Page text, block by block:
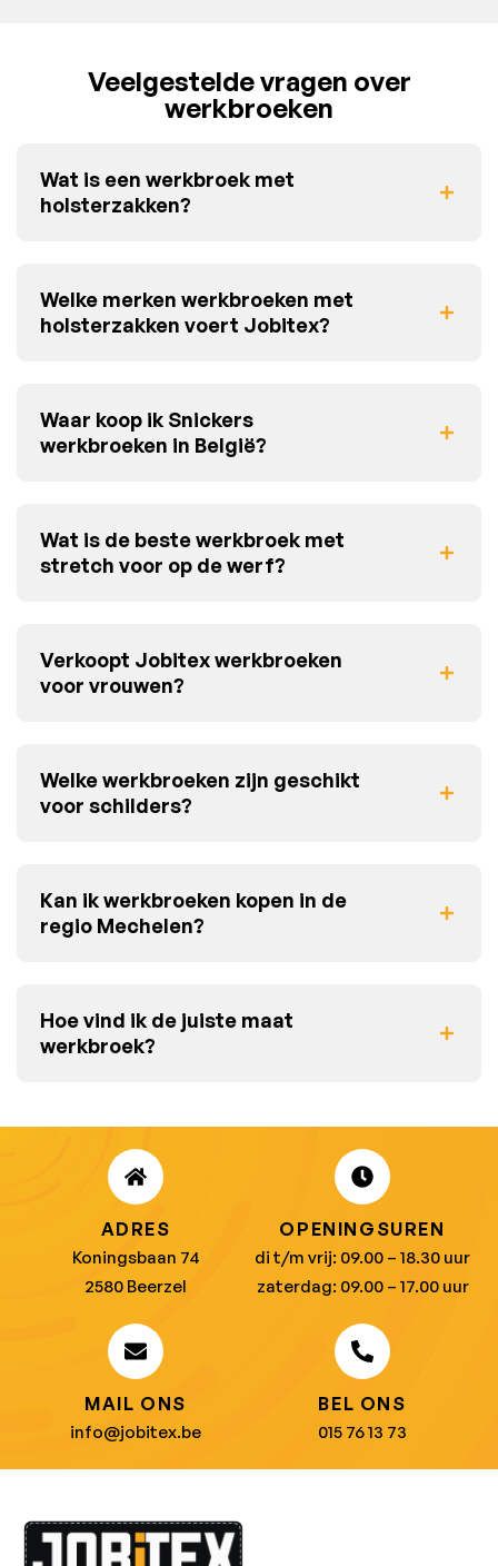
Veelgestelde vragen over
werkbroeken
Wat is een werkbroek met
holsterzakken?
Welke merken werkbroeken met
holsterzakken voert Jobitex?
Waar koop ik Snickers
werkbroeken in België?
Wat is de beste werkbroek met
stretch voor op de werf?
Verkoopt Jobitex werkbroeken
voor vrouwen?
Welke werkbroeken zijn geschikt
voor schilders?
Kan ik werkbroeken kopen in de
regio Mechelen?
Hoe vind ik de juiste maat
werkbroek?
ADRES
Koningsbaan 74
2580 Beerzel
OPENINGSUREN
di t/m vrij: 09.00 – 18.30 uur
zaterdag: 09.00 – 17.00 uur
MAIL ONS
info@jobitex.be
BEL ONS
015 76 13 73